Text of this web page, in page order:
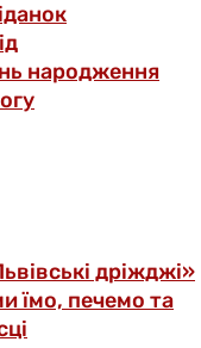
народження
дріжджі»
їмо, печемо та